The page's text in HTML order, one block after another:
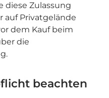
diese Zulassung
auf Privatgelände
dem Kauf beim
die
beachten